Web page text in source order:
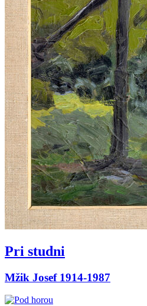
Pri studni
Mžik Josef 1914-1987